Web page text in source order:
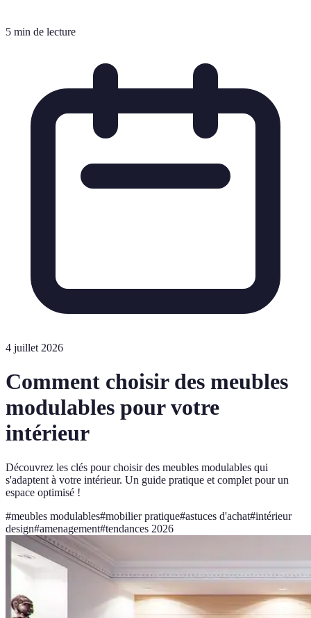
5 min de lecture
4 juillet 2026
Comment choisir des meubles
modulables pour votre
intérieur
Découvrez les clés pour choisir des meubles modulables qui
s'adaptent à votre intérieur. Un guide pratique et complet pour un
espace optimisé !
#meubles modulables#mobilier pratique#astuces d'achat#intérieur
design#amenagement#tendances 2026